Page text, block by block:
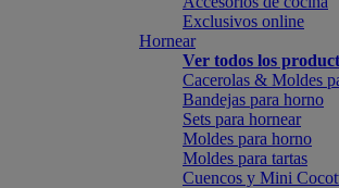
Exclusivos online
Hornear
Ver todos los
Cacerolas & Moldes
Bandejas para horno
Sets para hornear
Moldes para horno
Moldes para tartas
Cuencos y Mini